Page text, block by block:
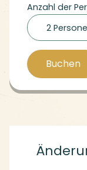
Anzahl der
2
Buchen